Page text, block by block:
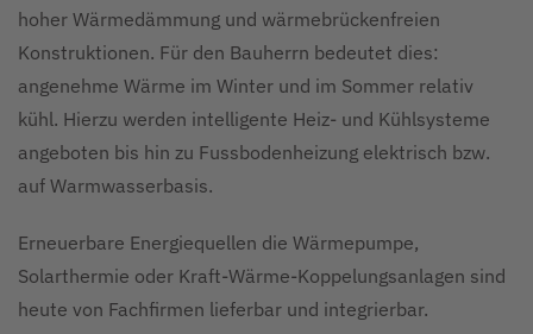
hoher Wärmedämmung und wärmebrückenfreien
Konstruktionen. Für den Bauherrn bedeutet dies:
angenehme Wärme im Winter und im Sommer relativ
kühl. Hierzu werden intelligente Heiz- und Kühlsysteme
angeboten bis hin zu Fussbodenheizung elektrisch bzw.
auf Warmwasserbasis.
Erneuerbare Energiequellen die Wärmepumpe,
Solarthermie oder Kraft-Wärme-Koppelungsanlagen sind
heute von Fachfirmen lieferbar und integrierbar.